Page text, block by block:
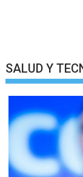
SALUD Y